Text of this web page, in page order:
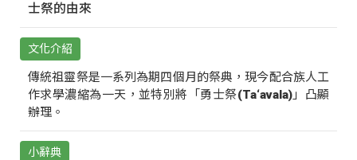
士祭的由來
文化介紹
傳統祖靈祭是一系列為期四個月的祭典，現今配合族人工
作求學濃縮為一天，並特別將「勇士祭(Ta‘avala)」凸顯
辦理。
小辭典